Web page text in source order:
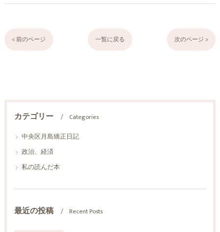
< 前のページ 一覧に戻る 次のページ >
カテゴリー
Categories
中央区月島矯正日記
政治、経済
私の読んだ本
最近の投稿 Recent Posts